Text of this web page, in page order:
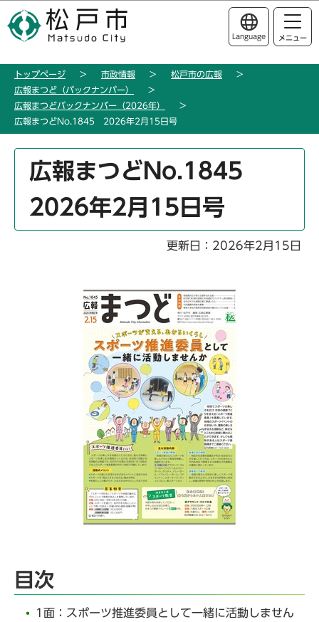
の
ー
頭
このページの本文へ移動
Language メニュー
トップページ 市政情報
松戸市の広報
広報まつど（バックナンバー）
広報まつどバックナンバー（2026年）
広報まつどNo.1845 2026年2月15日号
か
広報まつどNo.1845
2026年2月15日号
更新日：2026年2月15日
目次
1面：スポーツ推進委員として一緒に活動しません